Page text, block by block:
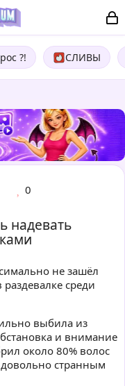
?! СЛИВЫ
0
надевать
не зашёл
среди
выбила из
и внимание
около 80% волос
довольно странным